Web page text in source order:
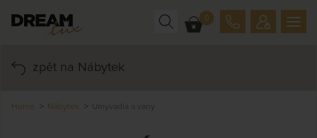
0
zpět na Nábytek
Home Nábytek